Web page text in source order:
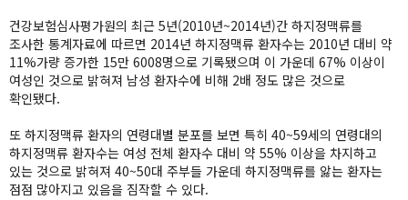
건강보험심사평가원의 최근 5년(2010년~2014년)간 하지정맥류를
조사한 통계자료에 따르면 2014년 하지정맥류 환자수는 2010년 대비 약
11%가량 증가한 15만 6008명으로 기록됐으며 이 가운데 67% 이상이
여성인 것으로 밝혀져 남성 환자수에 비해 2배 정도 많은 것으로
확인됐다.
또 하지정맥류 환자의 연령대별 분포를 보면 특히 40~59세의 연령대의
하지정맥류 환자수는 여성 전체 환자수 대비 약 55% 이상을 차지하고
있는 것으로 밝혀져 40~50대 주부들 가운데 하지정맥류를 앓는 환자는
점점 많아지고 있음을 짐작할 수 있다.